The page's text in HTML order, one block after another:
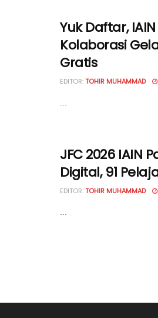
Yuk Daftar,
Kolaborasi
Gratis
EDITOR:TOHIR MUHAMMAD
JFC 2026 IAIN
Digital, 91
EDITOR:TOHIR MUHAMMAD